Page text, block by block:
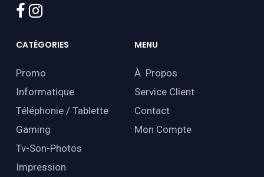
facebook
instagram
CATÉGORIES
Promo
Informatique
Téléphonie / Tablette
Gaming
Tv-Son-Photos
Impression
MENU
À Propos
Service Client
Contact
Mon Compte